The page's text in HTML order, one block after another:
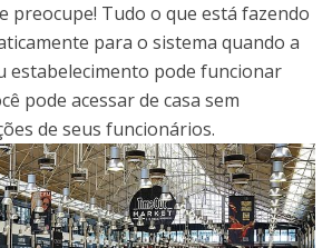
preocupe! Tudo o que está fazendo
para o sistema quando a
estabelecimento pode funcionar
pode acessar de casa sem
de seus funcionários.